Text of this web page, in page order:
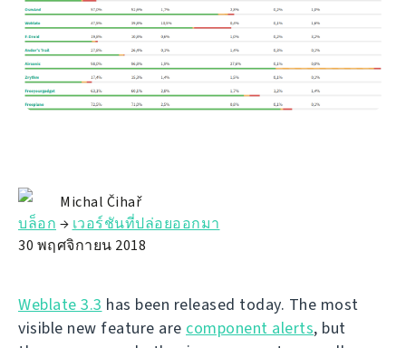
Michal Čihař
บล็อก → เวอร์ชันที่ปล่อยออกมา
30 พฤศจิกายน 2018
Weblate 3.3 has been released today. The most
visible new feature are component alerts, but